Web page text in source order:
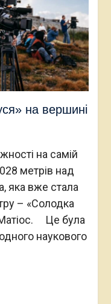
на вершині
на самій
метрів над
яка вже стала
– «Солодка
Це була
наукового